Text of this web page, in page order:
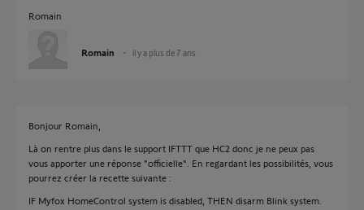
Romain
Romain il y a plus de 7 ans
Bonjour Romain,
Là on rentre plus dans le support IFTTT que HC2 donc je ne peux pas
vous apporter une réponse "officielle". En regardant les possibilités, vous
pourrez créer la recette suivante :
IF Myfox HomeControl system is disabled, THEN disarm Blink system.